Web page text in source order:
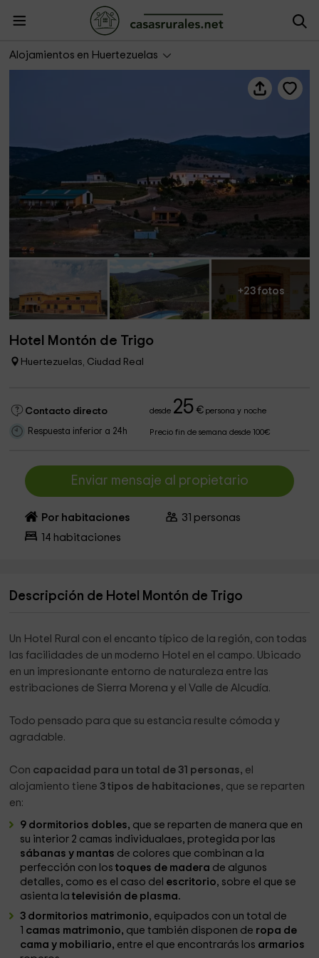
Alojamientos en Huertezuelas
Hotel Montón de Trigo
+23 fotos
Hotel Montón de Trigo
Huertezuelas, Ciudad Real
Contacto directo desde 25 €persona y noche
Respuesta inferior a 24h Precio fin de semana desde 100€
Enviar mensaje al propietario
Por habitaciones 31
personas
14 habitaciones
Descripción de Hotel Montón de Trigo
Un Hotel Rural con el encanto típico de la región, con todas
las facilidades de un moderno Hotel en el campo. Ubicado
en un impresionante entorno de naturaleza entre las
estribaciones de Sierra Morena y el Valle de Alcudía.
Todo pensado para que su estancia resulte cómoda y
agradable.
Con capacidad para un total de 31 personas, el
alojamiento tiene 3 tipos de habitaciones, que se reparten
en:
9 dormitorios dobles, que se reparten de manera que en
su interior 2 camas individualaes, protegida por las
sábanas y mantas de colores que combinan a la
perfección con lostoques de madera de algunos
detalles, como es el caso del escritorio, sobre el que se
asienta latelevisión de plasma.
3 dormitorios matrimonio, equipados con un total de
camas matrimonio, que también disponen de ropa de
cama y mobiliario, entre el que encontrarás los armarios